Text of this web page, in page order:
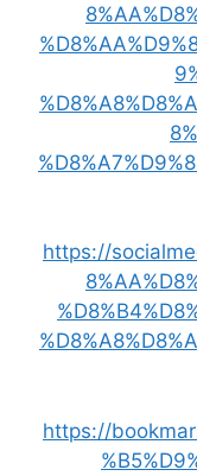
https://
https://